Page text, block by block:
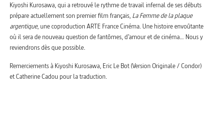
Kiyoshi Kurosawa, qui a retrouvé le rythme de travail infernal de ses débuts
prépare actuellement son premier film français, La Femme de la plaque
argentique, une coproduction ARTE France Cinéma. Une histoire envoûtante
où il sera de nouveau question de fantômes, d’amour et de cinéma… Nous y
reviendrons dès que possible.
Remerciements à Kiyoshi Kurosawa, Eric Le Bot (Version Originale / Condor)
et Catherine Cadou pour la traduction.